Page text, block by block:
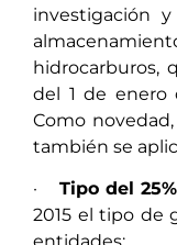
investigación
hidrocarburos,
del 1 de enero
Como
también se
· Tipo del
2015 el tipo de